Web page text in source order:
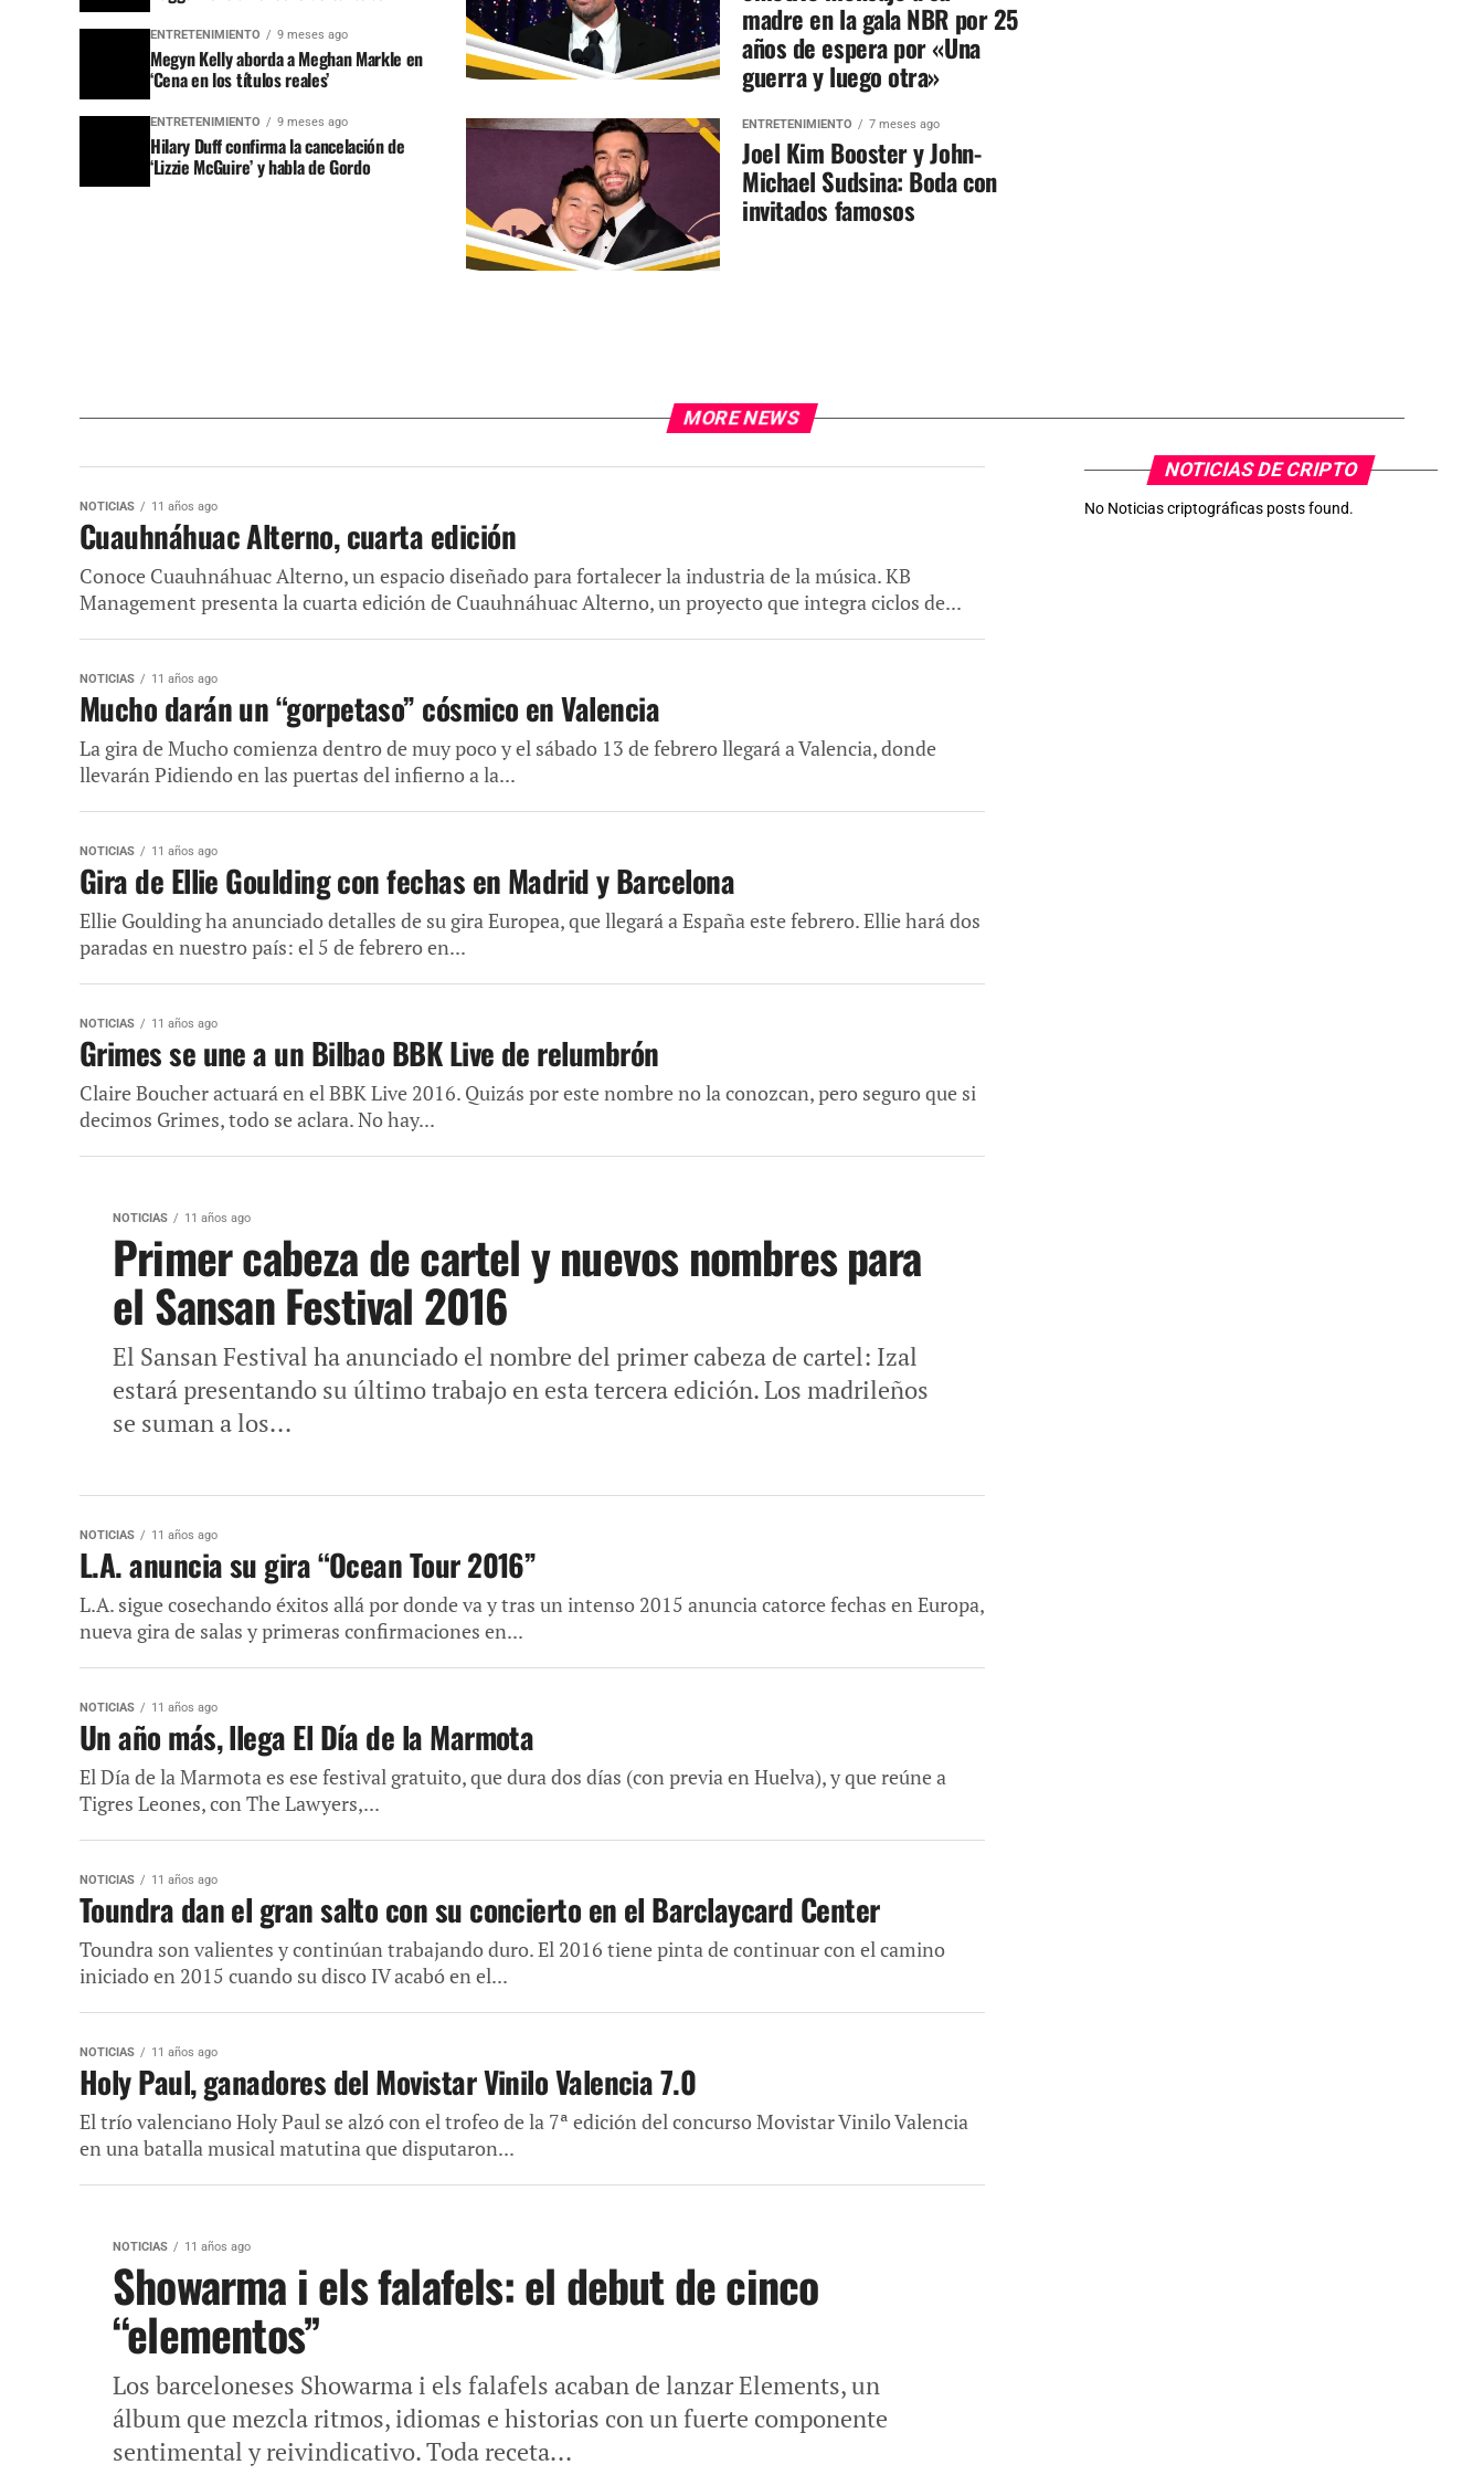
madre en la gala NBR por 25
años de espera por «Una
guerra y luego otra»
ENTRETENIMIENTO 7 meses ago
Joel Kim Booster y John-
Michael Sudsina: Boda con
invitados famosos
ENTRETENIMIENTO 9 meses ago
Megyn Kelly aborda a Meghan Markle en
‘Cena en los títulos reales’
ENTRETENIMIENTO 9 meses ago
Hilary Duff confirma la cancelación de
‘Lizzie McGuire’ y habla de Gordo
MORE NEWS
NOTICIAS 11 años ago
Cuauhnáhuac Alterno, cuarta edición
Conoce Cuauhnáhuac Alterno, un espacio diseñado para fortalecer la industria de la música. KB
Management presenta la cuarta edición de Cuauhnáhuac Alterno, un proyecto que integra ciclos de...
NOTICIAS 11 años ago
Mucho darán un “gorpetaso” cósmico en Valencia
La gira de Mucho comienza dentro de muy poco y el sábado 13 de febrero llegará a Valencia, donde
llevarán Pidiendo en las puertas del infierno a la...
NOTICIAS 11 años ago
Gira de Ellie Goulding con fechas en Madrid y Barcelona
Ellie Goulding ha anunciado detalles de su gira Europea, que llegará a España este febrero. Ellie hará dos
paradas en nuestro país: el 5 de febrero en...
NOTICIAS 11 años ago
Grimes se une a un Bilbao BBK Live de relumbrón
Claire Boucher actuará en el BBK Live 2016. Quizás por este nombre no la conozcan, pero seguro que si
decimos Grimes, todo se aclara. No hay...
NOTICIAS 11 años ago
Primer cabeza de cartel y nuevos nombres para
el Sansan Festival 2016
El Sansan Festival ha anunciado el nombre del primer cabeza de cartel: Izal
estará presentando su último trabajo en esta tercera edición. Los madrileños
se suman a los...
NOTICIAS 11 años ago
L.A. anuncia su gira “Ocean Tour 2016”
L.A. sigue cosechando éxitos allá por donde va y tras un intenso 2015 anuncia catorce fechas en Europa,
nueva gira de salas y primeras confirmaciones en...
NOTICIAS 11 años ago
Un año más, llega El Día de la Marmota
El Día de la Marmota es ese festival gratuito, que dura dos días (con previa en Huelva), y que reúne a
Tigres Leones, con The Lawyers,...
NOTICIAS 11 años ago
Toundra dan el gran salto con su concierto en el Barclaycard Center
Toundra son valientes y continúan trabajando duro. El 2016 tiene pinta de continuar con el camino
iniciado en 2015 cuando su disco IV acabó en el...
NOTICIAS 11 años ago
Holy Paul, ganadores del Movistar Vinilo Valencia 7.0
El trío valenciano Holy Paul se alzó con el trofeo de la 7ª edición del concurso Movistar Vinilo Valencia
en una batalla musical matutina que disputaron...
NOTICIAS 11 años ago
Showarma i els falafels: el debut de cinco
“elementos”
Los barceloneses Showarma i els falafels acaban de lanzar Elements, un
álbum que mezcla ritmos, idiomas e historias con un fuerte componente
sentimental y reivindicativo. Toda receta...
NOTICIAS DE CRIPTO
No Noticias criptográficas posts found.